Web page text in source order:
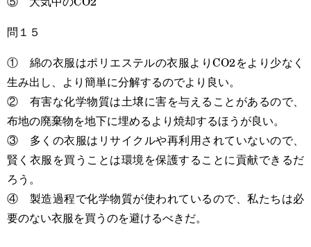
問１５
① 綿の衣服はポリエステルの衣服よりCO2をより少なく
生み出し、より簡単に分解するのでより良い。
② 有害な化学物質は土壌に害を与えることがあるので、
布地の廃棄物を地下に埋めるより焼却するほうが良い。
③ 多くの衣服はリサイクルや再利用されていないので、
賢く衣服を買うことは環境を保護することに貢献できるだ
ろう。
④ 製造過程で化学物質が使われているので、私たちは必
要のない衣服を買うのを避けるべきだ。